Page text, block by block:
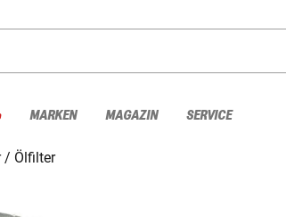
MARKEN MAGAZIN SERVICE
Ölfilter